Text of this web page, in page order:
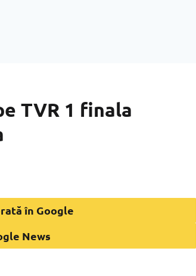
TVR 1 finala
în Google
News